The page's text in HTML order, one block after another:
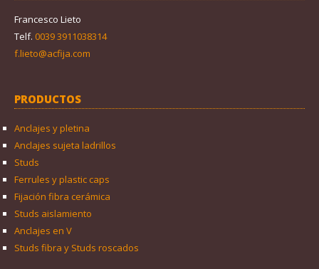
Francesco Lieto
Telf. 0039 3911038314
f.lieto@acfija.com
PRODUCTOS
Anclajes y pletina
Anclajes sujeta ladrillos
Studs
Ferrules y plastic caps
Fijación fibra cerámica
Studs aislamiento
Anclajes en V
Studs fibra y Studs roscados